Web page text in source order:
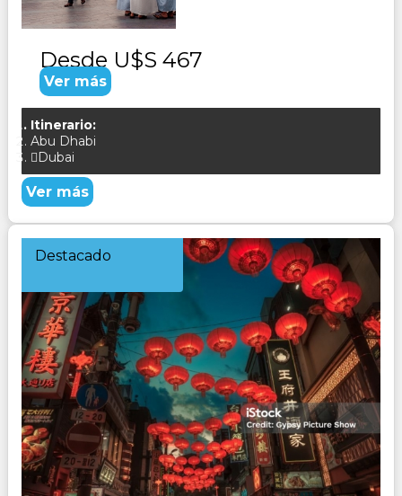
Desde U$S 467
Ver más
Itinerario:
Abu Dhabi
Dubai
Ver más
Destacado